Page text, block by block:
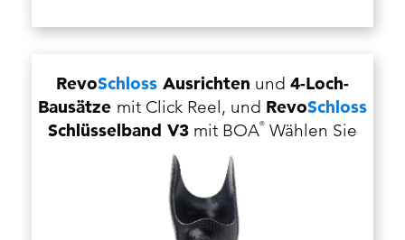
RevoSchloss Ausrichten und 4-Loch-
Bausätze mit Click Reel, und RevoSchloss
Schlüsselband V3 mit BOA® Wählen Sie